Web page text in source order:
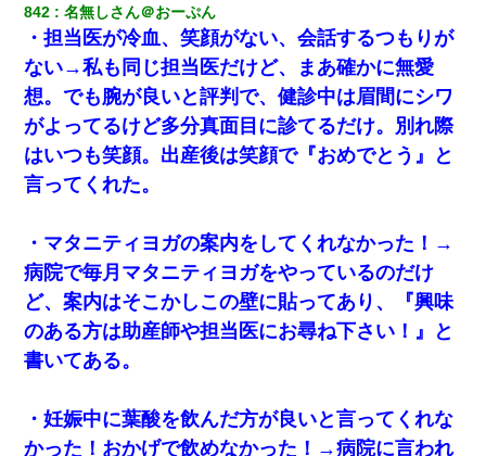
父親がくも膜下出血で突然ﾀﾋ。→母の貯金が0なことが判明。→母
「私を家に置いてほしい、どうか見捨てないで(土下座」俺・嫁
「…」
「お前の父ちゃんは自宅警備員」とかからかわれたけど、実はと
んでもない仕事に就いていた
隣の部屋の住民の母親、オートロックを突破してマンションに入
り込んできたみたいで、ずっとドアの前で喚いてて滅茶苦茶うる
さかった。
【驚愕】5000円でＪＫと行為してきたが後悔しかない…
放置子が病院送りになったらしい → 俺（二度と帰ってくるなよ…
嫁を半身不随にしやがった恨みは、正直こんなもんじゃ晴れな
い）
ターリモコンあるだろ？DOWNのボタン押してｗ」→ 待つこと１
時間弱・・・
842 名無しさん＠おーぷん
・担当医が冷血、笑顔がない、会話するつもりが
ない→私も同じ担当医だけど、まあ確かに無愛
想。でも腕が良いと評判で、健診中は眉間にシワ
がよってるけど多分真面目に診てるだけ。別れ際
はいつも笑顔。出産後は笑顔で『おめでとう』と
言ってくれた。
・マタニティヨガの案内をしてくれなかった！→
病院で毎月マタニティヨガをやっているのだけ
ど、案内はそこかしこの壁に貼ってあり、『興味
のある方は助産師や担当医にお尋ね下さい！』と
書いてある。
・妊娠中に葉酸を飲んだ方が良いと言ってくれな
かった！おかげで飲めなかった！→病院に言われ